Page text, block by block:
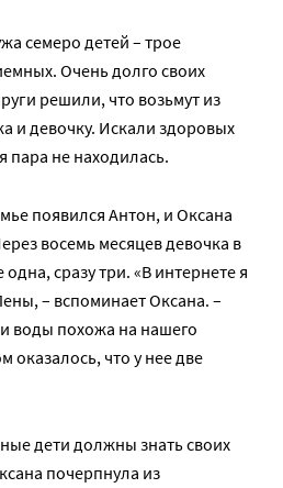
семеро детей – трое
Очень долго своих
решили, что возьмут из
и девочку. Искали здоровых
пара не находилась.
появился Антон, и Оксана
восемь месяцев девочка в
сразу три. «В интернете я
– вспоминает Оксана. –
воды похожа на нашего
оказалось, что у нее две
дети должны знать своих
почерпнула из